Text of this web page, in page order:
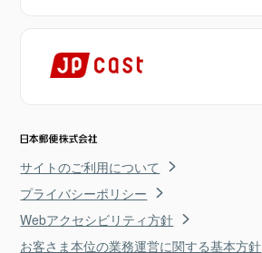
サイトのご利用について
プライバシーポリシー
Webアクセシビリティ方針
お客さま本位の業務運営に関する基本方針